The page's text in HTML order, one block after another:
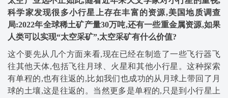
科学家发现很多小行星上存在丰富的资源,美国地质调查
局:2022年全球稀土矿产量30万吨,还有一些重金属资源,如果
人类可以实现“太空采矿”,太空采矿有什么价值?
这个要先从几个方面来看,现在已经在制造了一些飞行器飞
往其他天体,包括飞往月球、火星和其他小行星。这种探索
有单程的,也有往返的,比如我们也成功的从月球上带回了月
球的土壤,这是往返的。当然更多是单程的,只是到小行星上